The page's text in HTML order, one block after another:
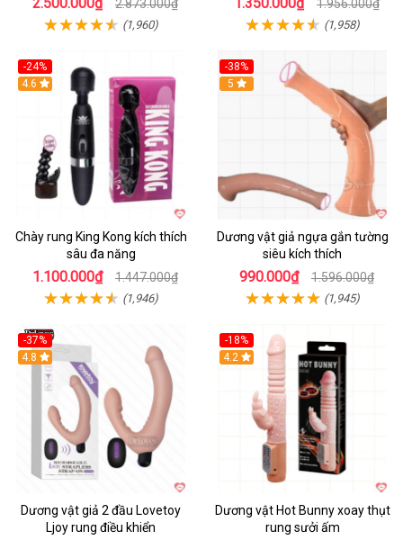
2.873.000₫
(1,960)
1.956.000₫
(1,958)
-24%
4.6
Chày rung King Kong kích thích
sâu đa năng
1.100.000₫ 1.447.000₫
(1,946)
-38%
Hot
5
Dương vật giả ngựa gắn tường
siêu kích thích
990.000₫ 1.596.000₫
(1,945)
-37%
Hot
4.8
Dương vật giả 2 đầu Lovetoy
Ljoy rung điều khiển
-18%
Hot
4.2
Dương vật Hot Bunny xoay thụt
rung sưởi ấm